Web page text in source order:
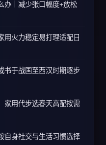
办｜减少张口幅度+放松
用火力稳定易打理适配日
书于战国至西汉时期逐步
家用代步选春天高配按需
自身社交与生活习惯选择